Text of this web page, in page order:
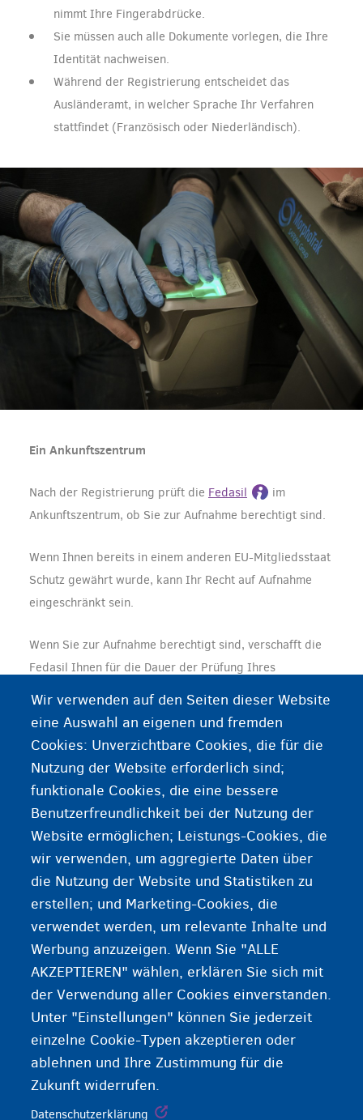
nimmt Ihre Fingerabdrücke.
Sie müssen auch alle Dokumente vorlegen, die Ihre
Identität nachweisen.
Während der Registrierung entscheidet das
Ausländeramt, in welcher Sprache Ihr Verfahren
stattfindet (Französisch oder Niederländisch).
Ein Ankunftszentrum
Nach der Registrierung prüft die Fedasil
im
Ankunftszentrum, ob Sie zur Aufnahme berechtigt sind.
Wenn Ihnen bereits in einem anderen EU-Mitgliedsstaat
Schutz gewährt wurde, kann Ihr Recht auf Aufnahme
eingeschränkt sein.
Wenn Sie zur Aufnahme berechtigt sind, verschafft die
Fedasil Ihnen für die Dauer der Prüfung Ihres
Aufnahmezentrum.
Weitere Informationen?
Einen Antrag auf internationalen Schutz beim
Ausländeramt stellen
www.asyluminbelgium.be: Beginn des Asylverfahrens
Das Fedasil-Ankunftszentrum
Wir verwenden auf den Seiten dieser Website
eine Auswahl an eigenen und fremden
Cookies: Unverzichtbare Cookies, die für die
Nutzung der Website erforderlich sind;
funktionale Cookies, die eine bessere
Benutzerfreundlichkeit bei der Nutzung der
Website ermöglichen; Leistungs-Cookies, die
wir verwenden, um aggregierte Daten über
die Nutzung der Website und Statistiken zu
erstellen; und Marketing-Cookies, die
verwendet werden, um relevante Inhalte und
Werbung anzuzeigen. Wenn Sie "ALLE
AKZEPTIEREN" wählen, erklären Sie sich mit
der Verwendung aller Cookies einverstanden.
Unter "Einstellungen" können Sie jederzeit
einzelne Cookie-Typen akzeptieren oder
ablehnen und Ihre Zustimmung für die
Zukunft widerrufen.
Datenschutzerklärung